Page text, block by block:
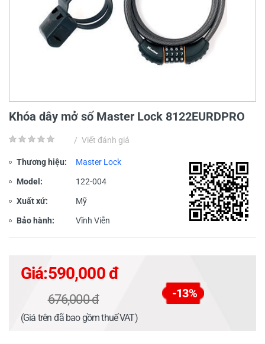
Khóa dây mở số Master Lock 8122EURDPRO
/ Viết đánh giá
Thương hiệu: Master Lock
Model: 122-004
Xuất xứ: Mỹ
Bảo hành: Vĩnh Viễn
Giá:590,000 đ
676,000 đ -13%
(Giá trên đã bao gồm thuế VAT)